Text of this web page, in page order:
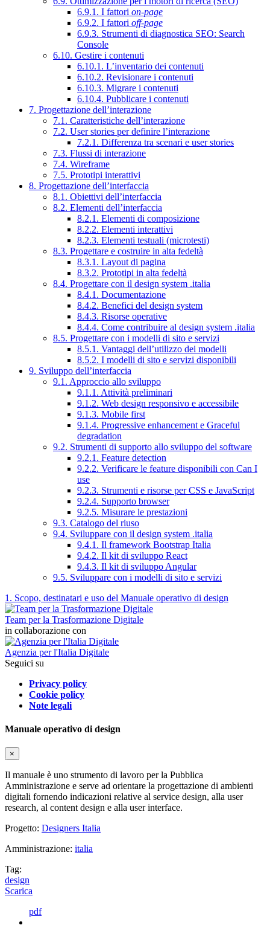
6.9.1. I fattori on-page
6.9.2. I fattori off-page
6.9.3. Strumenti di diagnostica SEO: Search
Console
6.10. Gestire i contenuti
6.10.1. L’inventario dei contenuti
6.10.2. Revisionare i contenuti
6.10.3. Migrare i contenuti
6.10.4. Pubblicare i contenuti
7. Progettazione dell’interazione
7.1. Caratteristiche dell’interazione
7.2. User stories per definire l’interazione
7.2.1. Differenza tra scenari e user stories
7.3. Flussi di interazione
7.4. Wireframe
7.5. Prototipi interattivi
8. Progettazione dell’interfaccia
8.1. Obiettivi dell’interfaccia
8.2. Elementi dell’interfaccia
8.2.1. Elementi di composizione
8.2.2. Elementi interattivi
8.2.3. Elementi testuali (microtesti)
8.3. Progettare e costruire in alta fedeltà
8.3.1. Layout di pagina
8.3.2. Prototipi in alta fedeltà
8.4. Progettare con il design system .italia
8.4.1. Documentazione
8.4.2. Benefici del design system
8.4.3. Risorse operative
8.4.4. Come contribuire al design system .italia
8.5. Progettare con i modelli di sito e servizi
8.5.1. Vantaggi dell’utilizzo dei modelli
8.5.2. I modelli di sito e servizi disponibili
9. Sviluppo dell’interfaccia
9.1. Approccio allo sviluppo
9.1.1. Attività preliminari
9.1.2. Web design responsivo e accessibile
9.1.3. Mobile first
9.1.4. Progressive enhancement e Graceful
degradation
9.2. Strumenti di supporto allo sviluppo del software
9.2.1. Feature detection
9.2.2. Verificare le feature disponibili con Can I
use
9.2.3. Strumenti e risorse per CSS e JavaScript
9.2.4. Supporto browser
9.2.5. Misurare le prestazioni
9.3. Catalogo del riuso
9.4. Sviluppare con il design system .italia
9.4.1. Il framework Bootstrap Italia
9.4.2. Il kit di sviluppo React
9.4.3. Il kit di sviluppo Angular
9.5. Sviluppare con i modelli di sito e servizi
1. Scopo, destinatari e uso del Manuale operativo di design
Team per la Trasformazione Digitale
in collaborazione con
Agenzia per l'Italia Digitale
Seguici su
Privacy policy
Cookie policy
Note legali
Manuale operativo di design
×
Il manuale è uno strumento di lavoro per la Pubblica
Amministrazione e serve ad orientare la progettazione di ambienti
digitali fornendo indicazioni relative al service design, alla user
research, al content design e alla user interface.
Progetto: Designers Italia
Amministrazione: italia
Tag:
design
Scarica
pdf